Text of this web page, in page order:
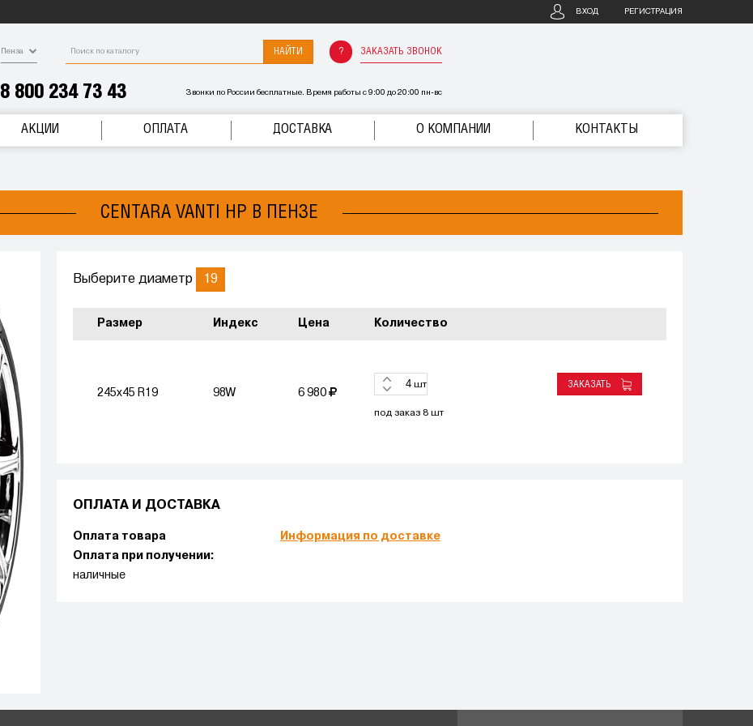
ВХОД РЕГИСТРАЦИЯ
Пенза НАЙТИ ЗАКАЗАТЬ ЗВОНОК
8 800 234 73 43 Звонки по России бесплатные. Время работы с 9:00 до 20:00 пн-вс
АКЦИИ ОПЛАТА ДОСТАВКА О КОМПАНИИ КОНТАКТЫ
CENTARA VANTI HP В ПЕНЗЕ
Выберите диаметр 19
Размер Индекс Цена Количество
245x45 R19 98W 6 980
шт ЗАКАЗАТЬ
под заказ 8 шт
ОПЛАТА И ДОСТАВКА
Оплата товара
Оплата при получении:
наличные
Информация по доставке